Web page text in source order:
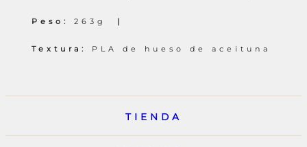
cantidad
Peso: 263g
Textura: PLA de hueso de aceituna
TIENDA